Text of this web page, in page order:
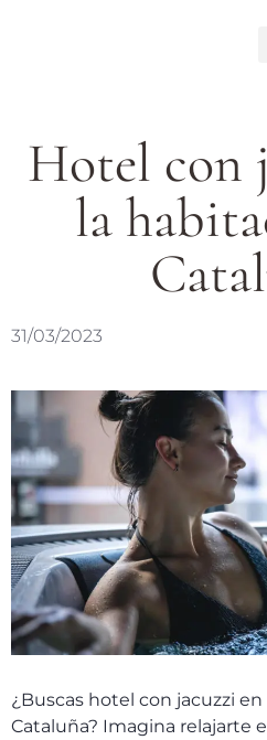
Hotel con
la
31/03/2023
¿Buscas hotel con jacuzzi
Cataluña? Imagina relajarte